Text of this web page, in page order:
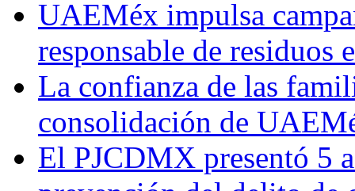
UAEMéx impulsa
responsable de residuos
La confianza de las
consolidación de
El PJCDMX presentó 5